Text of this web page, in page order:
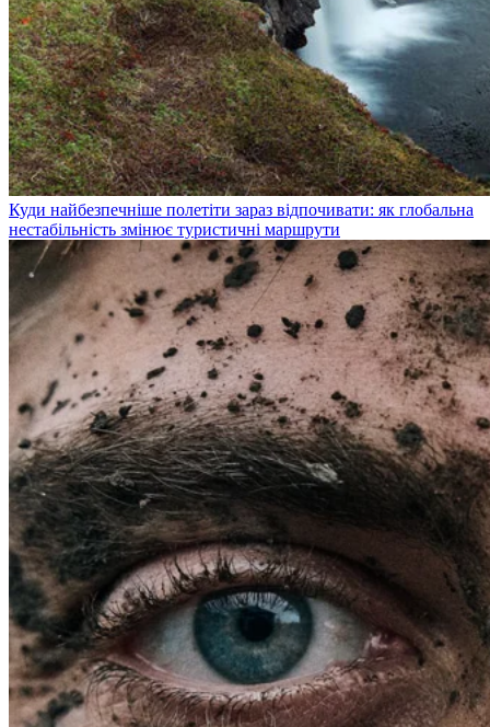
Куди найбезпечніше полетіти зараз відпочивати: як глобальна
нестабільність змінює туристичні маршрути